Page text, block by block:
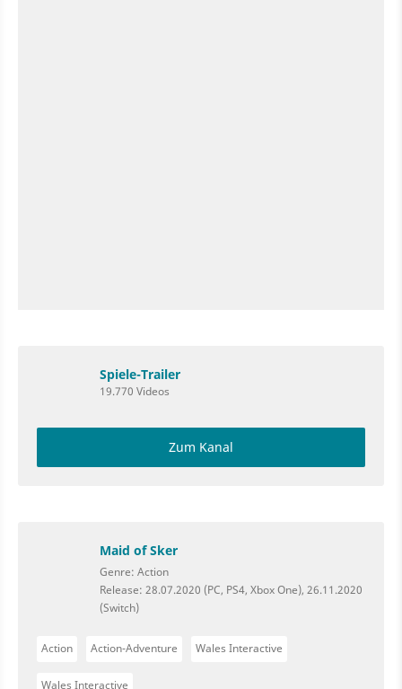
Spiele-Trailer
19.770 Videos
Zum Kanal
Maid of Sker
Genre: Action
Release: 28.07.2020 (PC, PS4, Xbox One), 26.11.2020
(Switch)
Action Action-Adventure Wales Interactive
Wales Interactive